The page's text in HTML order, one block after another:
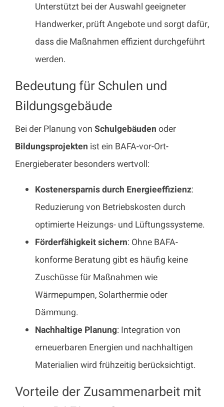
Unterstützt bei der Auswahl geeigneter
Handwerker, prüft Angebote und sorgt dafür,
dass die Maßnahmen effizient durchgeführt
werden.
Bedeutung für Schulen und
Bildungsgebäude
Bei der Planung von Schulgebäuden oder
Bildungsprojekten ist ein BAFA-vor-Ort-
Energieberater besonders wertvoll:
Kostenersparnis durch Energieeffizienz:
Reduzierung von Betriebskosten durch
optimierte Heizungs- und Lüftungssysteme.
Förderfähigkeit sichern: Ohne BAFA-
konforme Beratung gibt es häufig keine
Zuschüsse für Maßnahmen wie
Wärmepumpen, Solarthermie oder
Dämmung.
Nachhaltige Planung: Integration von
erneuerbaren Energien und nachhaltigen
Materialien wird frühzeitig berücksichtigt.
Vorteile der Zusammenarbeit mit